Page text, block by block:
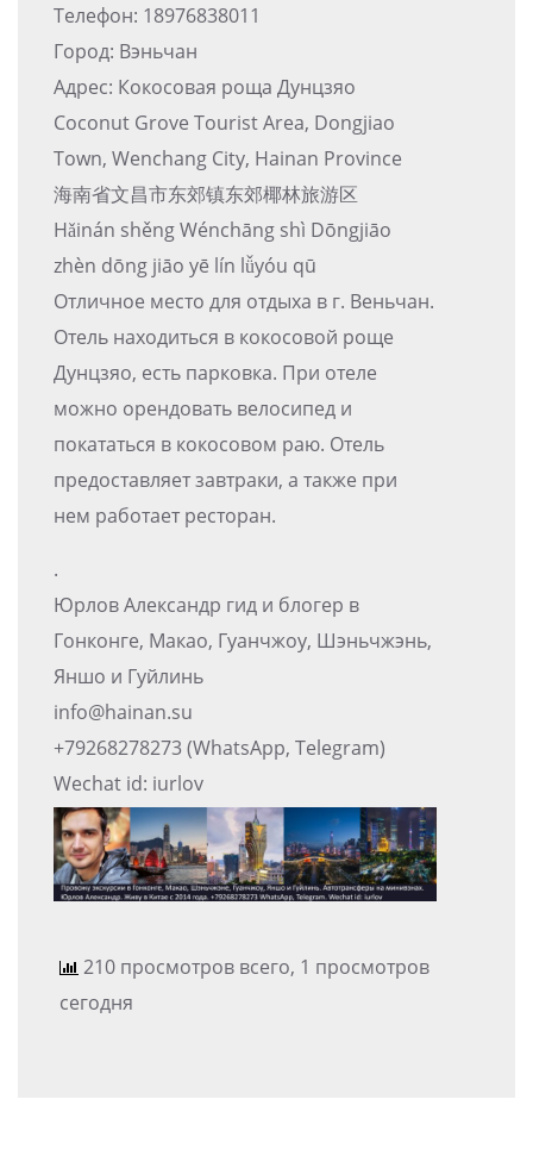
Телефон: 18976838011
Город: Вэньчан
Адрес: Кокосовая роща Дунцзяо
Coconut Grove Tourist Area, Dongjiao
Town, Wenchang City, Hainan Province
海南省文昌市东郊镇东郊椰林旅游区
Hǎinán shěng Wénchāng shì Dōngjiāo
zhèn dōng jiāo yē lín lǚyóu qū
Отличное место для отдыха в г. Веньчан.
Отель находиться в кокосовой роще
Дунцзяо, есть парковка. При отеле
можно орендовать велосипед и
покататься в кокосовом раю. Отель
предоставляет завтраки, а также при
нем работает ресторан.
.
Юрлов Александр гид и блогер в
Гонконге, Макао, Гуанчжоу, Шэньчжэнь,
Яншо и Гуйлинь
info@hainan.su
+79268278273 (WhatsApp, Telegram)
Wechat id: iurlov
210 просмотров всего, 1 просмотров
сегодня